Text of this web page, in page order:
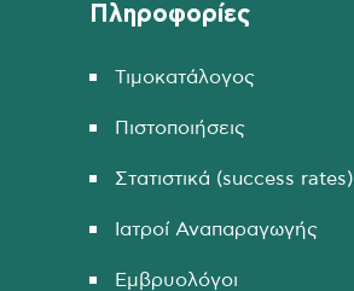
Πληροφορίες
Τιμοκατάλογος
Πιστοποιήσεις
Στατιστικά (success rates)
Ιατροί Αναπαραγωγής
Εμβρυολόγοι